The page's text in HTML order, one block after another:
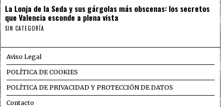
La Lonja de la Seda y sus gárgolas más obscenas: los secretos
que Valencia esconde a plena vista
SIN CATEGORÍA
Aviso Legal
POLÍTICA DE COOKIES
POLÍTICA DE PRIVACIDAD Y PROTECCIÓN DE DATOS
Contacto